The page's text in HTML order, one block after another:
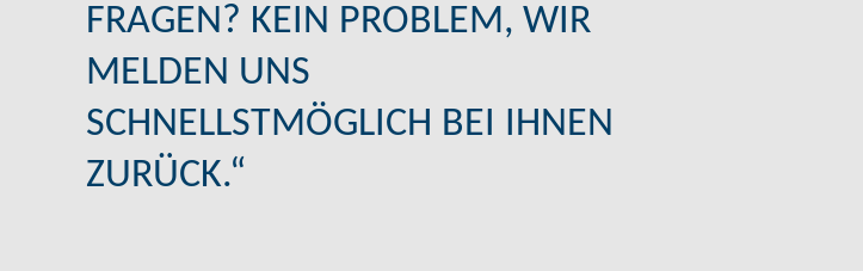
FRAGEN? KEIN PROBLEM, WIR
MELDEN UNS
SCHNELLSTMÖGLICH BEI IHNEN
ZURÜCK.“